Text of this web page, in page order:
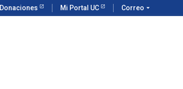
Donaciones Mi Portal UC Correo arrow_drop_down